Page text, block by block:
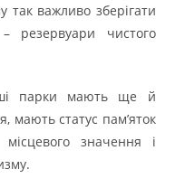
так важливо зберігати
резервуари чистого
парки мають ще й
мають статус пам’яток
місцевого значення і